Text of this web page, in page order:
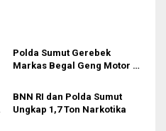
Polda Sumut Gerebek
Markas Begal Geng Motor di
dan 3 Ditembak
BNN RI dan Polda Sumut
Ungkap 1,7 Ton Narkotika